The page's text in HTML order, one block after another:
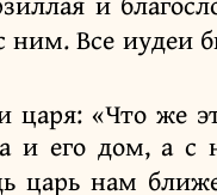
ним. Все иудеи
царя: «Что же
и его дом, а с
царь нам